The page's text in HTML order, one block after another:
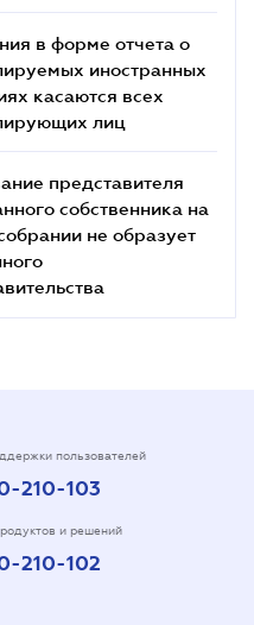
в форме отчета о
иностранных
касаются всех
лиц
представителя
собственника на
не образует
пользователей
210-103
и решений
210-102